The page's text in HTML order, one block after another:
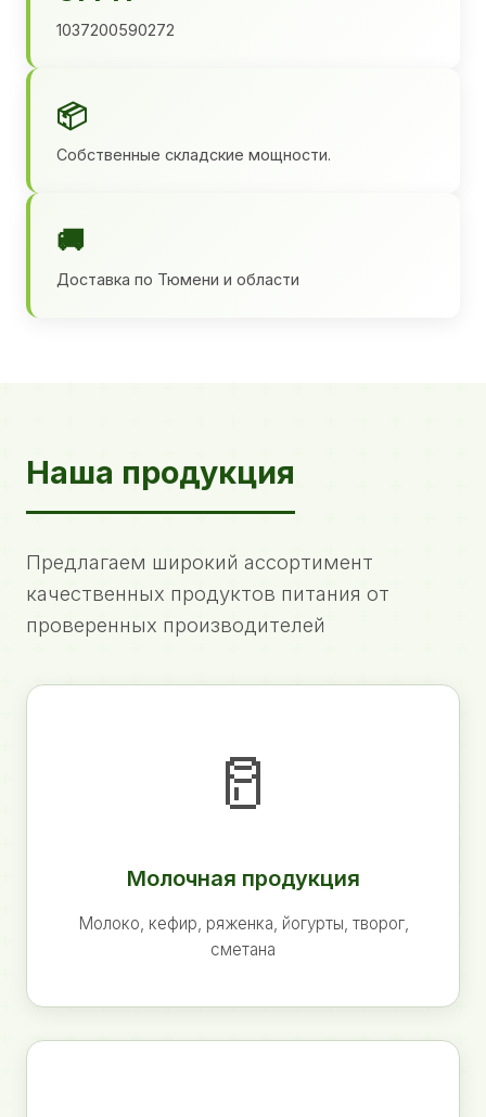
1037200590272
📦
Собственные складские мощности.
🚚
Доставка по Тюмени и области
Наша продукция
Предлагаем широкий ассортимент
качественных продуктов питания от
проверенных производителей
🥛
Молочная продукция
Молоко, кефир, ряженка, йогурты, творог,
сметана